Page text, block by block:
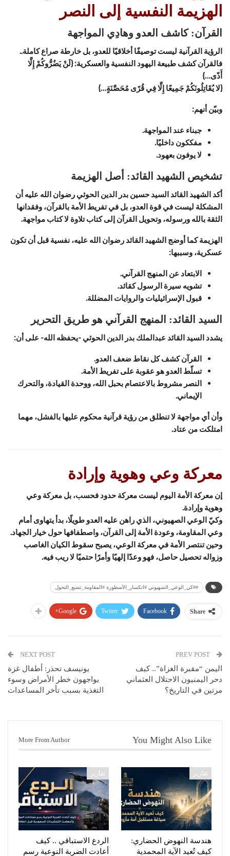
الهزيمة النفسية إلى النصر
القرآن: كاشف العدو وهادِي المواجهة
الرؤية القرآنية ليست توصيفًا أخلاقيًا للعدو، بل خارطة صراع كاملة..
فالقرآن كشف طبيعة اليهود النفسية والعسكرية: {لَنْ يَضُرُّوكُمْ إِلَّا
أَذًى…}
{لا يُقَاتِلُونَكُمْ جَمِيعًا إِلَّا فِي قُرًى مُحَصَّنَةٍ…}
وبيّن أنهم:
جبناء عند المواجهة.
مفككون داخليًا.
لا يوفون بعهود.
تشخيص الشهيد القائد: أصل الهزيمة
أكد الشهيد القائد السيد حسين بدر الدين الحوثي رضوان الله عليه أن
المشكلة ليست في قوة العدو، بل في تفريط الأمة بالقرآن، وفقدانها
الثقة بالله ورسوله، وتحويل القرآن إلى كتاب تلاوة لا كتاب مواجهة.
الهزيمة كما أوضج الشهيد القائد رضوان الله عليه، نفسية قبل أن تكون
عسكرية، وسببها:
الابتعاد عن المنهج القرآني.
تشويه سيرة الرسول كقائد.
قبول الإسرائيليات والروايات المضللة.
السيد القائد: المنهج القرآني هو طريق التحرير
يشدد السيد القائد عبدالملك بدر الدين الحوثي -يحفظه الله- على أن:
القرآن كشف كل نقاط ضعف العدو.
تسلّط العدو هو عقوبة على تفريط الأمة.
النصر مشروط بالاعتصام بحبل الله، ووحدة القيادة، والتحرك
الإيماني.
وأن أي مواجهة لا تنطلق من رؤية قرآنية محكوم عليها بالفشل، مهما
امتلكت من عتاد.
معركة وعي وهوية وإرادة
إن معركة الأمة اليوم ليست معركة حدود فحسب، بل معركة وعي
وهوية وإرادة.
وكيّ الوعي الصهيوني، الذي راهن عليه العدو طويلًا، بدأ يتهاوى أمام
وعي المقاومة، وعودة الأمة إلى القرآن، واصطفافها حول خيار الجهاد.
وحين تنتصر الأمة في معركة الوعي، يصبح سقوط الكيان الغاصب
وزواله تحصيل حاصل، فهو وعدًا إلهيًا وأمرًا حتميًا لا ريب فيه.
##كي_الوعي_الصهيوني #انكسار_الأسطورة #المقاومة_تصنع_التحول
Share
Facebook
Twitter
Google+
اليمن “مقبرة الغزاة”.. كيف
دحر اليمنيون الاحتلال العثماني
مرتين في التاريخ؟
NEXT POST
يونيسف تحذر: أطفال غزة
يواجهون خطر الأمراض وسوء
التغذية بسبب تأخر المساعدات
You Might Also Like
More From Author
تقارير
هندسة النهوض الحضاري:
كيف تُعيد الآية المحمدية
تقارير
الردع الاستباقي .. كيف
أعادت الضربة النوعية رسم